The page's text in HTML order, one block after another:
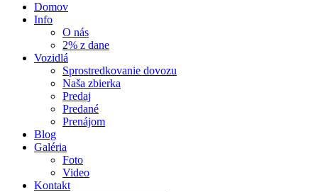
Domov
Info
O nás
2% z dane
Vozidlá
Sprostredkovanie dovozu
Naša zbierka
Predaj
Predané
Prenájom
Blog
Galéria
Foto
Video
Kontakt